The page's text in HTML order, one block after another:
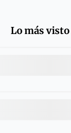
Lo más visto